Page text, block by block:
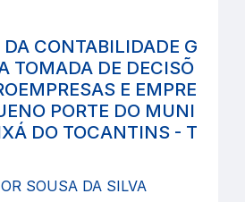
CONTABILIDADE G
TOMADA DE DECISÕ
E EMPRE
PORTE DO MUNI
DO TOCANTINS - T
SOUSA DA SILVA